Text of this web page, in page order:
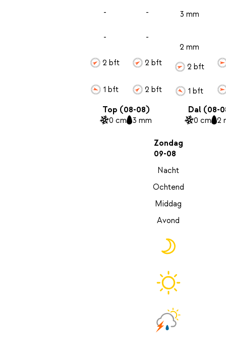
-
-
2 bft
1 bft
-
-
2 bft
2 bft
3 mm
2 mm
2 bft
1 bft
Top (08-08)
0 cm 3 mm
Dal (08-
0 cm 2
Zondag
09-08
Nacht
Ochtend
Middag
Avond